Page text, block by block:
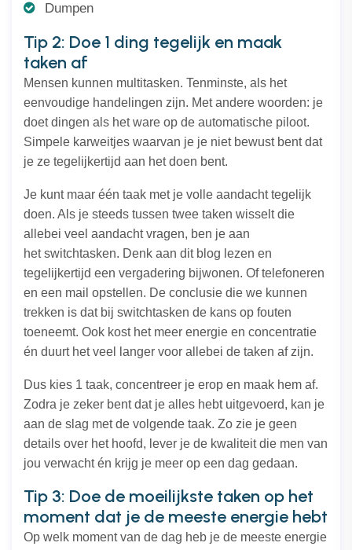
Dumpen
Tip 2: Doe 1 ding tegelijk en maak
taken af
Mensen kunnen multitasken. Tenminste, als het
eenvoudige handelingen zijn. Met andere woorden: je
doet dingen als het ware op de automatische piloot.
Simpele karweitjes waarvan je je niet bewust bent dat
je ze tegelijkertijd aan het doen bent.
Je kunt maar één taak met je volle aandacht tegelijk
doen. Als je steeds tussen twee taken wisselt die
allebei veel aandacht vragen, ben je aan
hetswitchtasken. Denk aan dit blog lezen en
tegelijkertijd een vergadering bijwonen. Of telefoneren
en een mail opstellen. De conclusie die we kunnen
trekken is dat bij switchtasken de kans op fouten
toeneemt. Ook kost het meer energie en concentratie
én duurt het veel langer voor allebei de taken af zijn.
Dus kies 1 taak, concentreer je erop en maak hem af.
Zodra je zeker bent dat je alles hebt uitgevoerd, kan je
aan de slag met de volgende taak. Zo zie je geen
details over het hoofd, lever je de kwaliteit die men van
jou verwacht én krijg je meer op een dag gedaan.
Tip 3: Doe de moeilijkste taken op het
moment dat je de meeste energie hebt
Op welk moment van de dag heb je de meeste energie